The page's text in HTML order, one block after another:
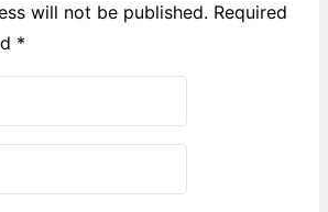
will not be published. Required
*